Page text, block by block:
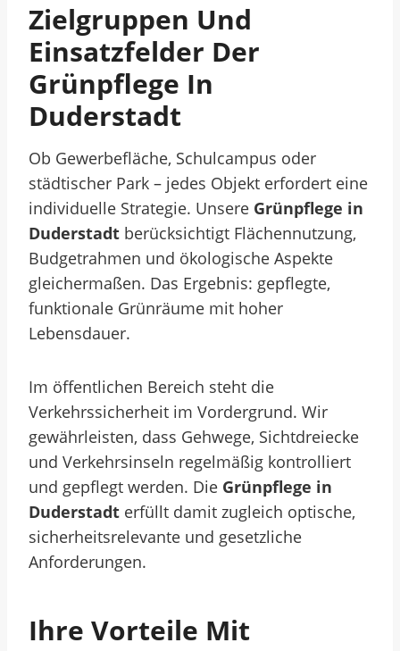
Zielgruppen Und
Einsatzfelder Der
Grünpflege In
Duderstadt
Ob Gewerbefläche, Schulcampus oder
städtischer Park – jedes Objekt erfordert eine
individuelle Strategie. Unsere Grünpflege in
Duderstadt berücksichtigt Flächennutzung,
Budgetrahmen und ökologische Aspekte
gleichermaßen. Das Ergebnis: gepflegte,
funktionale Grünräume mit hoher
Lebensdauer.
Im öffentlichen Bereich steht die
Verkehrssicherheit im Vordergrund. Wir
gewährleisten, dass Gehwege, Sichtdreiecke
und Verkehrsinseln regelmäßig kontrolliert
und gepflegt werden. Die Grünpflege in
Duderstadt erfüllt damit zugleich optische,
sicherheitsrelevante und gesetzliche
Anforderungen.
Ihre Vorteile Mit